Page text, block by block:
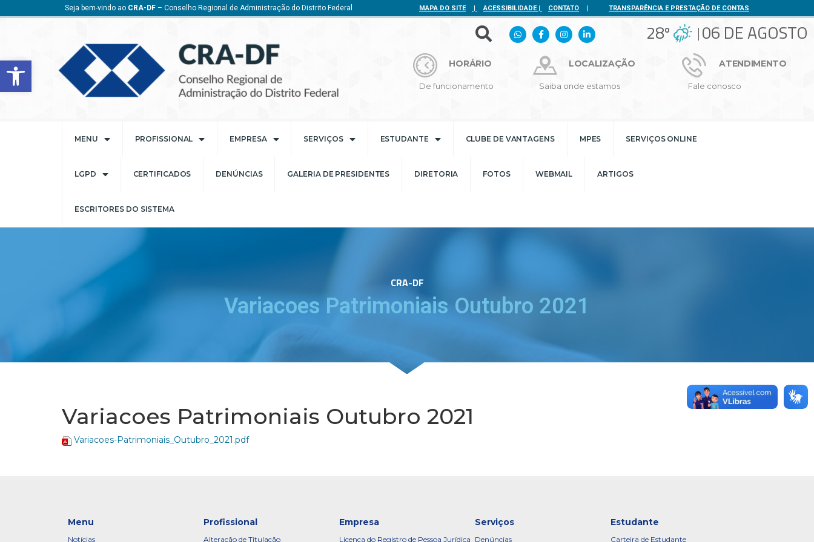
Barra de Ferramentas Aberta
Seja bem-vindo ao CRA-DF – Conselho Regional de Administração do Distrito Federal MAPA DO SITE | ACESSIBILIDADE| CONTATO | TRANSPARÊNCIA E PRESTAÇÃO DE CONTAS
28º 06 DE AGOSTO
HORÁRIO
De funcionamento
LOCALIZAÇÃO
Saiba onde estamos
ATENDIMENTO
Fale conosco
MENU PROFISSIONAL EMPRESA SERVIÇOS ESTUDANTE CLUBE DE VANTAGENS MPES SERVIÇOS ONLINE
LGPD CERTIFICADOS DENÚNCIAS GALERIA DE PRESIDENTES DIRETORIA FOTOS WEBMAIL ARTIGOS
ESCRITORES DO SISTEMA
CRA-DF
Variacoes Patrimoniais Outubro 2021
Variacoes Patrimoniais Outubro 2021
Variacoes-Patrimoniais_Outubro_2021.pdf
Menu
Notícias
Profissional
Alteração de Titulação
Empresa
Licença do Registro de Pessoa Jurídica
Serviços
Denúncias
Estudante
Carteira de Estudante